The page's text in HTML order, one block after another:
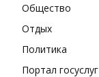
Общество
Отдых
Политика
Портал госуслуг